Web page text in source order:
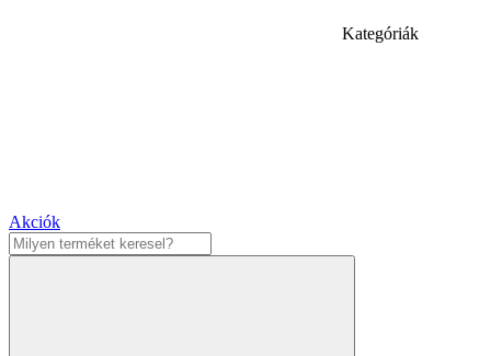
Kategóriák
Akciók